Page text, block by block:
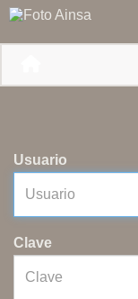
Usuario
Clave